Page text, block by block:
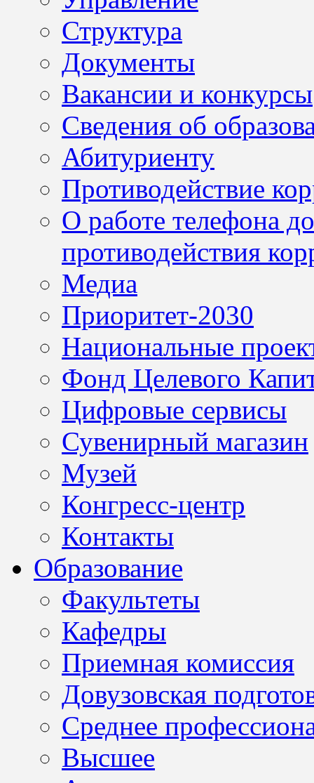
Структура
Документы
Вакансии и конкурсы
Сведения об
Абитуриенту
Противодействие
О работе телефона
противодействия
Медиа
Приоритет-2030
Национальные
Фонд Целевого
Цифровые сервисы
Сувенирный магазин
Музей
Конгресс-центр
Контакты
Образование
Факультеты
Кафедры
Приемная комиссия
Довузовская
Среднее
Высшее